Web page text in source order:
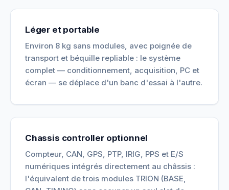
Léger et portable
Environ 8 kg sans modules, avec poignée de
transport et béquille repliable : le système
complet — conditionnement, acquisition, PC et
écran — se déplace d'un banc d'essai à l'autre.
Chassis controller optionnel
Compteur, CAN, GPS, PTP, IRIG, PPS et E/S
numériques intégrés directement au châssis :
l'équivalent de trois modules TRION (BASE,